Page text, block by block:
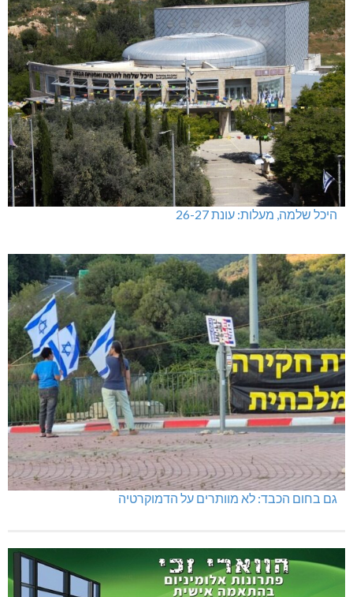
היכל שלמה, מעלות: עונת 26-27
גם בחום הכבד: לא מוותרים על הדמוקרטיה